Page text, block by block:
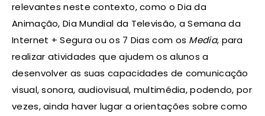
relevantes neste contexto, como o Dia da
Animação, Dia Mundial da Televisão, a Semana da
Internet + Segura ou os 7 Dias com os Media, para
realizar atividades que ajudem os alunos a
desenvolver as suas capacidades de comunicação
visual, sonora, audiovisual, multimédia, podendo, por
vezes, ainda haver lugar a orientações sobre como